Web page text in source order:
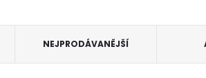
NEJPRODÁVANĚJŠÍ